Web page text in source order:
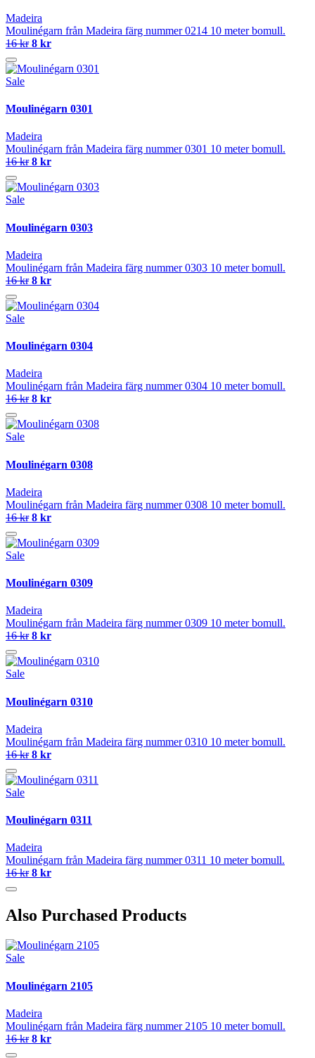
Madeira
Moulinégarn från Madeira färg nummer 0214 10 meter bomull.
16 kr 8 kr
Sale
Moulinégarn 0301
Madeira
Moulinégarn från Madeira färg nummer 0301 10 meter bomull.
16 kr 8 kr
Sale
Moulinégarn 0303
Madeira
Moulinégarn från Madeira färg nummer 0303 10 meter bomull.
16 kr 8 kr
Sale
Moulinégarn 0304
Madeira
Moulinégarn från Madeira färg nummer 0304 10 meter bomull.
16 kr 8 kr
Sale
Moulinégarn 0308
Madeira
Moulinégarn från Madeira färg nummer 0308 10 meter bomull.
16 kr 8 kr
Sale
Moulinégarn 0309
Madeira
Moulinégarn från Madeira färg nummer 0309 10 meter bomull.
16 kr 8 kr
Sale
Moulinégarn 0310
Madeira
Moulinégarn från Madeira färg nummer 0310 10 meter bomull.
16 kr 8 kr
Sale
Moulinégarn 0311
Madeira
Moulinégarn från Madeira färg nummer 0311 10 meter bomull.
16 kr 8 kr
Also Purchased Products
Sale
Moulinégarn 2105
Madeira
Moulinégarn från Madeira färg nummer 2105 10 meter bomull.
16 kr 8 kr